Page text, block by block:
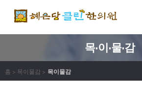
목·이·물·감
홈 > 목이물감 > 목이물감